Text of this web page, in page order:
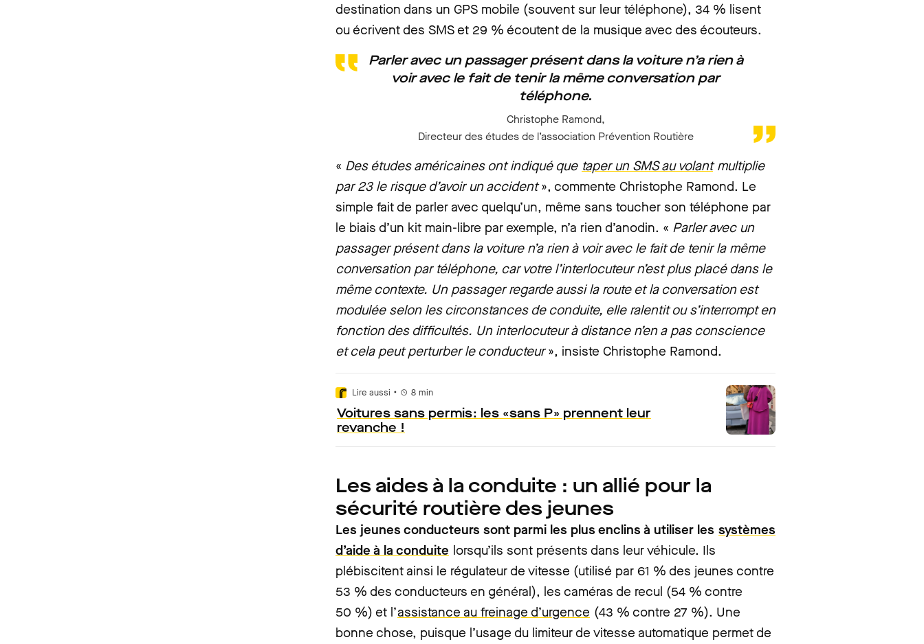
destination dans un GPS mobile (souvent sur leur téléphone), 34 % lisent
ou écrivent des SMS et 29 % écoutent de la musique avec des écouteurs.
Parler avec un passager présent dans la voiture n’a rien à
voir avec le fait de tenir la même conversation par
téléphone.
Christophe Ramond,
Directeur des études de l’association Prévention Routière
« Des études américaines ont indiqué que taper un SMS au volantmultiplie
par 23 le risque d’avoir un accident», commente Christophe Ramond. Le
simple fait de parler avec quelqu’un, même sans toucher son téléphone par
le biais d’un kit main-libre par exemple, n’a rien d’anodin. « Parler avec un
passager présent dans la voiture n’a rien à voir avec le fait de tenir la même
conversation par téléphone, car votre l’interlocuteur n’est plus placé dans le
même contexte. Un passager regarde aussi la route et la conversation est
modulée selon les circonstances de conduite, elle ralentit ou s’interrompt en
fonction des difficultés. Un interlocuteur à distance n’en a pas conscience
et cela peut perturber le conducteur», insiste Christophe Ramond.
Lire aussi • 8 min
Voitures sans permis : les « sans P » prennent leur
revanche !
Les aides à la conduite : un allié pour la
sécurité routière des jeunes
Les jeunes conducteurs sont parmi les plus enclins à utiliser les systèmes
d’aide à la conduite lorsqu’ils sont présents dans leur véhicule. Ils
plébiscitent ainsi le régulateur de vitesse (utilisé par 61 % des jeunes contre
53 % des conducteurs en général), les caméras de recul (54 % contre
50 %) et l’assistance au freinage d’urgence (43 % contre 27 %). Une
bonne chose, puisque l’usage du limiteur de vitesse automatique permet de